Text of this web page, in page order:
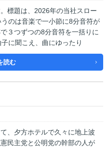
標題は、2026年の当社スロー
のは音楽で一小節に8分音符が
３つずつの8分音符を一括りに
に聞こえ、曲にゆったり
読む
、夕方ホテルで久々に地上波
民主党と公明党の幹部の人が